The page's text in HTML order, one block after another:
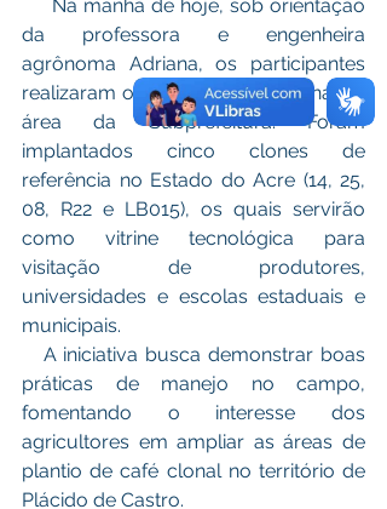
da professora e engenheira
agrônoma Adriana, os participantes
realizaram o plantio de café clonal na
área da Subprefeitura. Foram
implantados cinco clones de
referência no Estado do Acre (14, 25,
08, R22 e LB015), os quais servirão
como vitrine tecnológica para
visitação de produtores,
universidades e escolas estaduais e
municipais.
práticas de manejo no campo,
fomentando o interesse dos
agricultores em ampliar as áreas de
plantio de café clonal no território de
Plácido de Castro.